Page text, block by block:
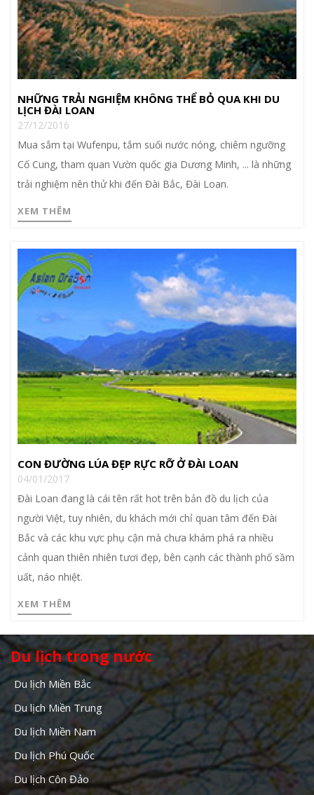
NHỮNG TRẢI NGHIỆM KHÔNG THỂ BỎ QUA KHI DU
LỊCH ĐÀI LOAN
27/12/2016
Mua sắm tại Wufenpu, tắm suối nước nóng, chiêm ngưỡng
Cố Cung, tham quan Vườn quốc gia Dương Minh, ... là những
trải nghiệm nên thử khi đến Đài Bắc, Đài Loan.
XEM THÊM
CON ĐƯỜNG LÚA ĐẸP RỰC RỠ Ở ĐÀI LOAN
04/01/2017
Đài Loan đang là cái tên rất hot trên bản đồ du lịch của
người Việt, tuy nhiên, du khách mới chỉ quan tâm đến Đài
Bắc và các khu vực phụ cận mà chưa khám phá ra nhiều
cảnh quan thiên nhiên tươi đẹp, bên cạnh các thành phố sầm
uất, náo nhiệt.
XEM THÊM
Du lịch trong nước
Du lịch Miền Bắc
Du lịch Miền Trung
Du lịch Miền Nam
Du lịch Phú Quốc
Du lịch Côn Đảo